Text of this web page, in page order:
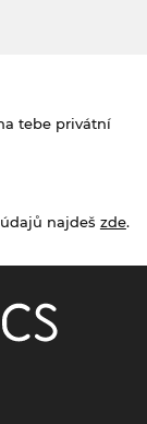
tebe privátní
najdeš zde.